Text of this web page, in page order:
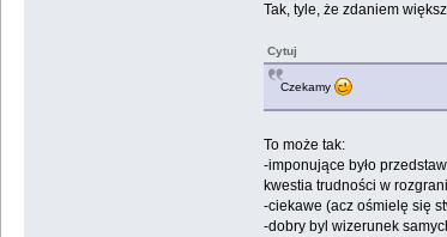
Tak, tyle, że zdaniem
Cytuj
Czekamy
To może tak:
-imponujące było
kwestia trudności w
-ciekawe (acz ośmielę się
-dobry byl wizerunek